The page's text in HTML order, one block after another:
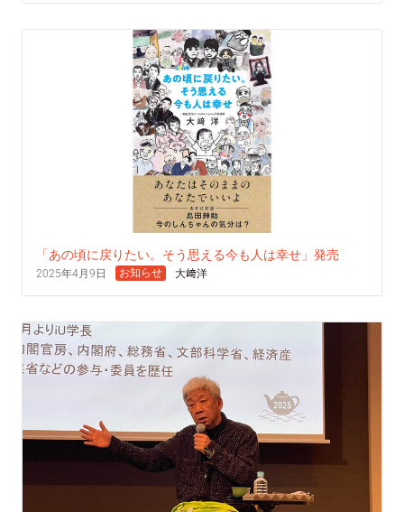
「あの頃に戻りたい。そう思える今も人は幸せ」発売
2025年4月9日 お知らせ 大﨑洋